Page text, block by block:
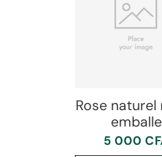
Rose naturel
emballe
5 000